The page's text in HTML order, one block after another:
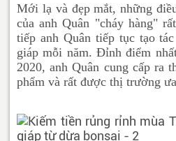
Mới lạ và đẹp mắt, những
của anh Quân "cháy hàng"
tiếp anh Quân tiếp tục tạo
giáp mỗi năm. Đỉnh điểm
2020, anh Quân cung cấp ra
phẩm và rất được thị trường